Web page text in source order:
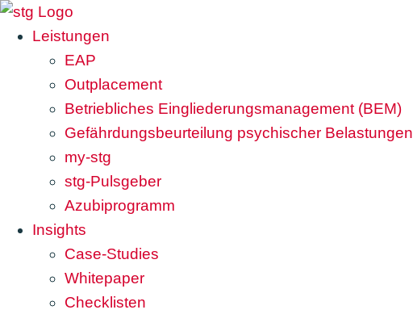
Leistungen
EAP
Outplacement
Betriebliches Eingliederungsmanagement (BEM)
Gefährdungsbeurteilung psychischer Belastungen
my-stg
stg-Pulsgeber
Azubiprogramm
Insights
Case-Studies
Whitepaper
Checklisten